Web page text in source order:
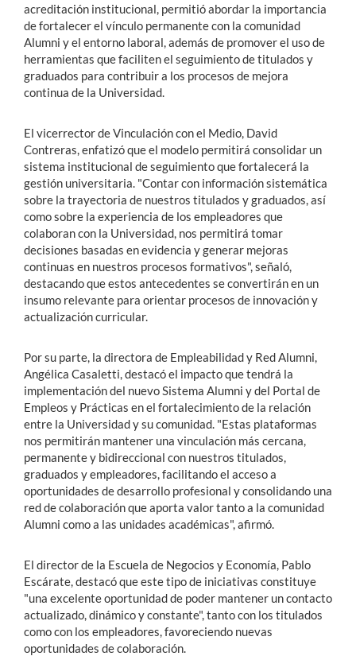
acreditación institucional, permitió abordar la importancia
de fortalecer el vínculo permanente con la comunidad
Alumni y el entorno laboral, además de promover el uso de
herramientas que faciliten el seguimiento de titulados y
graduados para contribuir a los procesos de mejora
continua de la Universidad.
El vicerrector de Vinculación con el Medio, David
Contreras, enfatizó que el modelo permitirá consolidar un
sistema institucional de seguimiento que fortalecerá la
gestión universitaria. "Contar con información sistemática
sobre la trayectoria de nuestros titulados y graduados, así
como sobre la experiencia de los empleadores que
colaboran con la Universidad, nos permitirá tomar
decisiones basadas en evidencia y generar mejoras
continuas en nuestros procesos formativos", señaló,
destacando que estos antecedentes se convertirán en un
insumo relevante para orientar procesos de innovación y
actualización curricular.
Por su parte, la directora de Empleabilidad y Red Alumni,
Angélica Casaletti, destacó el impacto que tendrá la
implementación del nuevo Sistema Alumni y del Portal de
Empleos y Prácticas en el fortalecimiento de la relación
entre la Universidad y su comunidad. "Estas plataformas
nos permitirán mantener una vinculación más cercana,
permanente y bidireccional con nuestros titulados,
graduados y empleadores, facilitando el acceso a
oportunidades de desarrollo profesional y consolidando una
red de colaboración que aporta valor tanto a la comunidad
Alumni como a las unidades académicas", afirmó.
El director de la Escuela de Negocios y Economía, Pablo
Escárate, destacó que este tipo de iniciativas constituye
"una excelente oportunidad de poder mantener un contacto
actualizado, dinámico y constante", tanto con los titulados
como con los empleadores, favoreciendo nuevas
oportunidades de colaboración.